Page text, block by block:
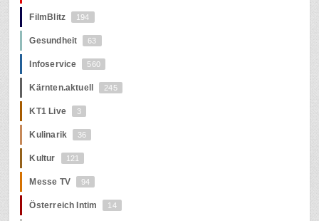
FilmBlitz 194
Gesundheit 63
Infoservice 560
Kärnten.aktuell 245
KT1 Live 3
Kulinarik 36
Kultur 121
Messe TV 94
Österreich Intim 14